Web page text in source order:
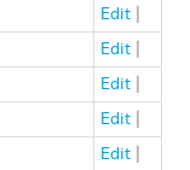
Edit |
Edit |
Edit |
Edit |
Edit |